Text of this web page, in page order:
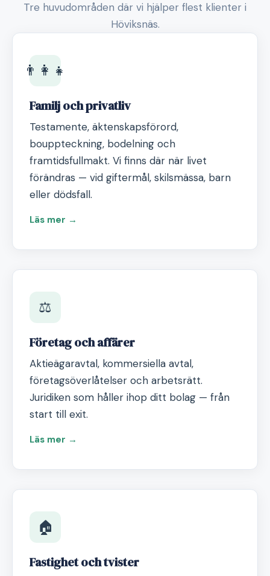
Tre huvudområden där vi hjälper flest klienter i
Höviksnäs.
👨‍👩‍👧
Familj och privatliv
Testamente, äktenskapsförord,
bouppteckning, bodelning och
framtidsfullmakt. Vi finns där när livet
förändras — vid giftermål, skilsmässa, barn
eller dödsfall.
Läs mer →
⚖️
Företag och affärer
Aktieägaravtal, kommersiella avtal,
företagsöverlåtelser och arbetsrätt.
Juridiken som håller ihop ditt bolag — från
start till exit.
Läs mer →
🏠
Fastighet och tvister